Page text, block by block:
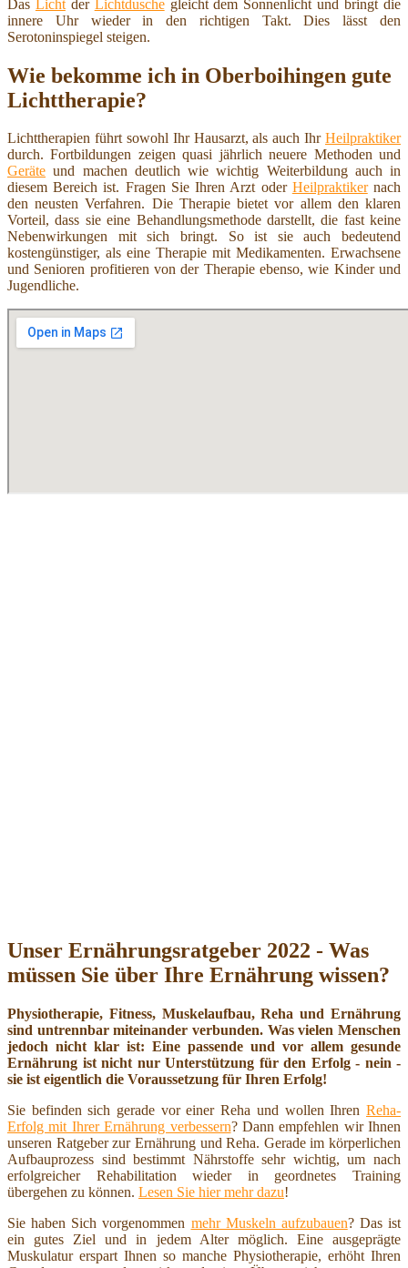
Das Lichtder Lichtduschegleicht dem Sonnenlicht und bringt die
innere Uhr wieder in den richtigen Takt. Dies lässt den
Serotoninspiegel steigen.
Wie bekomme ich in Oberboihingen gute
Lichttherapie?
Lichttherapien führt sowohl Ihr Hausarzt, als auch Ihr Heilpraktiker
durch. Fortbildungen zeigen quasi jährlich neuere Methoden und
Geräte und machen deutlich wie wichtig Weiterbildung auch in
diesem Bereich ist. Fragen Sie Ihren Arzt oder Heilpraktikernach
den neusten Verfahren. Die Therapie bietet vor allem den klaren
Vorteil, dass sie eine Behandlungsmethode darstellt, die fast keine
Nebenwirkungen mit sich bringt. So ist sie auch bedeutend
kostengünstiger, als eine Therapie mit Medikamenten. Erwachsene
und Senioren profitieren von der Therapie ebenso, wie Kinder und
Jugendliche.
Unser Ernährungsratgeber 2022 - Was
müssen Sie über Ihre Ernährung wissen?
Physiotherapie, Fitness, Muskelaufbau, Reha und Ernährung
sind untrennbar miteinander verbunden. Was vielen Menschen
jedoch nicht klar ist: Eine passende und vor allem gesunde
Ernährung ist nicht nur Unterstützung für den Erfolg - nein -
sie ist eigentlich die Voraussetzung für Ihren Erfolg!
Sie befinden sich gerade vor einer Reha und wollen Ihren Reha-
Erfolg mit Ihrer Ernährung verbessern? Dann empfehlen wir Ihnen
unseren Ratgeber zur Ernährung und Reha. Gerade im körperlichen
Aufbauprozess sind bestimmt Nährstoffe sehr wichtig, um nach
erfolgreicher Rehabilitation wieder in geordnetes Training
übergehen zu können. Lesen Sie hier mehr dazu!
Sie haben Sich vorgenommen mehr Muskeln aufzubauen? Das ist
ein gutes Ziel und in jedem Alter möglich. Eine ausgeprägte
Muskulatur erspart Ihnen so manche Physiotherapie, erhöht Ihren